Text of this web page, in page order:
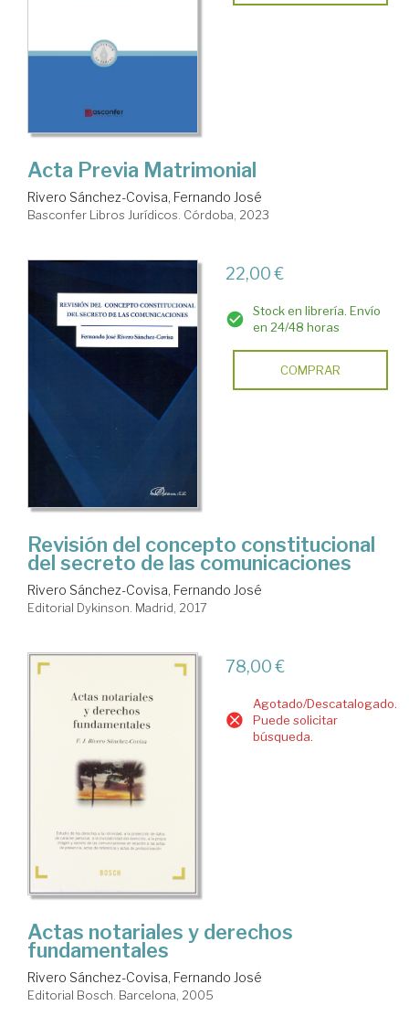
Acta Previa Matrimonial
Rivero Sánchez-Covisa, Fernando José
Basconfer Libros Jurídicos. Córdoba, 2023
22,00 €
Stock en librería. Envío
en 24/48 horas
COMPRAR
Revisión del concepto constitucional
del secreto de las comunicaciones
Rivero Sánchez-Covisa, Fernando José
Editorial Dykinson. Madrid, 2017
78,00 €
Agotado/Descatalogado.
Puede solicitar
búsqueda.
Actas notariales y derechos
fundamentales
Rivero Sánchez-Covisa, Fernando José
Editorial Bosch. Barcelona, 2005